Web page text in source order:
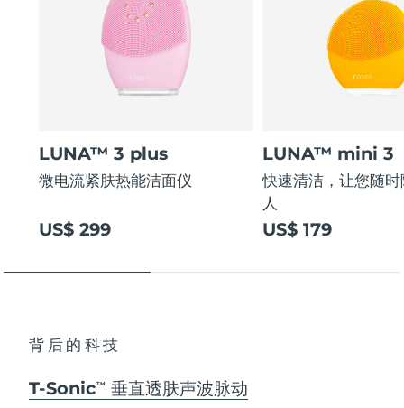
LUNA™ 3 plus
微电流紧肤热能洁面仪
US$ 299
LUNA™ mini 3
快速清洁，让您随
人
US$ 179
背后的科技
T-SonicTM 垂直透肤声波脉动